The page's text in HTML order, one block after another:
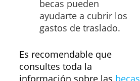
becas pueden
ayudarte a cubrir los
gastos de traslado.
Es recomendable que
consultes toda la